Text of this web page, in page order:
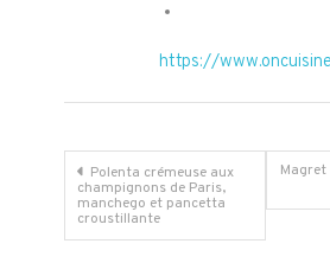
https://
Navigation
de
Polenta crémeuse aux
champignons de Paris,
manchego et pancetta
croustillante
Magret